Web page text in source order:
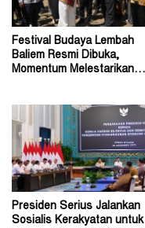
Festival Budaya Lembah
Baliem Resmi Dibuka,
Momentum Melestarikan
Presiden Serius Jalankan
Sosialis Kerakyatan untuk